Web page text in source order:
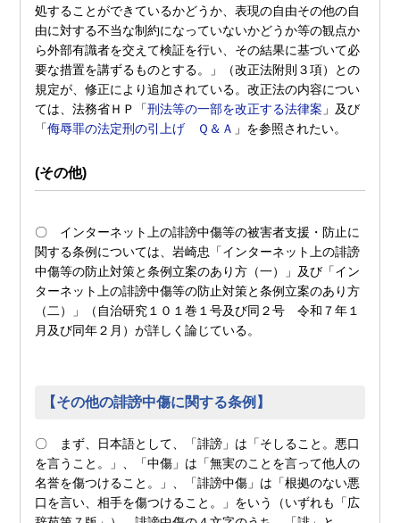
処することができているかどうか、表現の自由その他の自
由に対する不当な制約になっていないかどうか等の観点か
ら外部有識者を交えて検証を行い、その結果に基づいて必
要な措置を講ずるものとする。」（改正法附則３項）との
規定が、修正により追加されている。改正法の内容につい
ては、法務省ＨＰ「刑法等の一部を改正する法律案 」及び
「侮辱罪の法定刑の引上げ Ｑ＆Ａ 」を参照されたい。
(その他)
〇 インターネット上の誹謗中傷等の被害者支援・防止に
関する条例については、岩崎忠「インターネット上の誹謗
中傷等の防止対策と条例立案のあり方（一）」及び「イン
ターネット上の誹謗中傷等の防止対策と条例立案のあり方
（二）」（自治研究１０１巻１号及び同２号 令和７年１
月及び同年２月）が詳しく論じている。
【その他の誹謗中傷に関する条例】
〇 まず、日本語として、「誹謗」は「そしること。悪口
を言うこと。」、「中傷」は「無実のことを言って他人の
名誉を傷つけること。」、「誹謗中傷」は「根拠のない悪
口を言い、相手を傷つけること。」をいう（いずれも「広